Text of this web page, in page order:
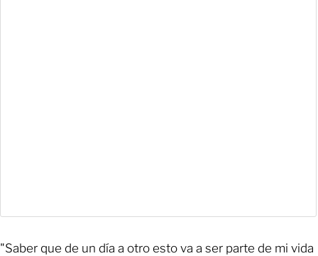
"Saber que de un día a otro esto va a ser parte de mi vida